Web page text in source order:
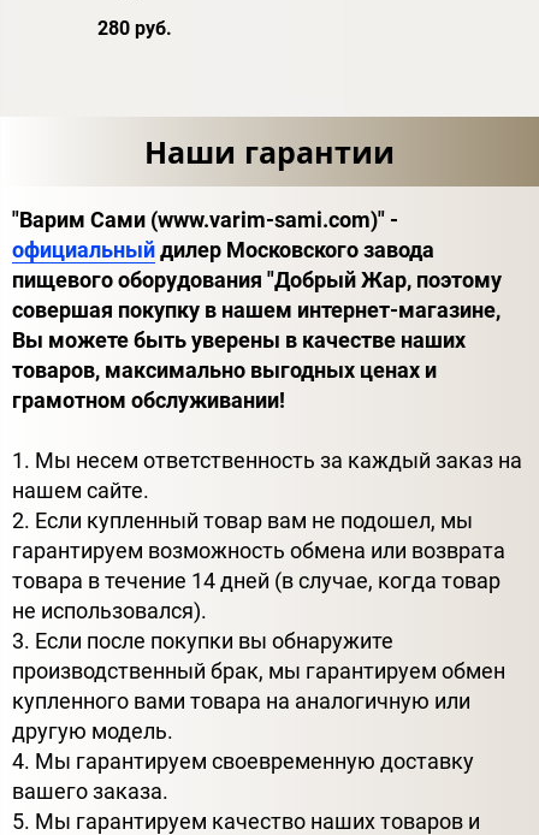
280 руб.
Наши гарантии
"Варим Сами (www.varim-sami.com)" -
официальныйдилер Московского завода
пищевого оборудования "Добрый Жар, поэтому
совершая покупку в нашем интернет-магазине,
Вы можете быть уверены в качестве наших
товаров, максимально выгодных ценах и
грамотном обслуживании!
1. Мы несем ответственность за каждый заказ на
нашем сайте.
2. Если купленный товар вам не подошел, мы
гарантируем возможность обмена или возврата
товара в течение 14 дней (в случае, когда товар
не использовался).
3. Если после покупки вы обнаружите
производственный брак, мы гарантируем обмен
купленного вами товара на аналогичную или
другую модель.
4. Мы гарантируем своевременную доставку
вашего заказа.
5. Мы гарантируем качество наших товаров и